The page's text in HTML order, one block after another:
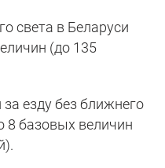
света в Беларуси
(до 135
езду без ближнего
8 базовых величин